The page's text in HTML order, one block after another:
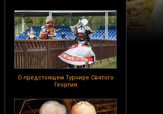
О предстоящем Турнире Святого
Георгия